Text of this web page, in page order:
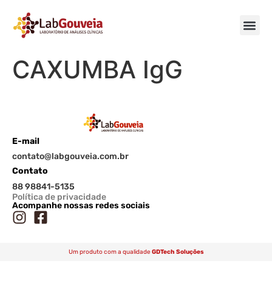
CAXUMBA IgG
E-mail
contato@labgouveia.com.br
Contato
88 98841-5135
Política de privacidade
Acompanhe nossas redes sociais
Um produto com a qualidade GDTech Soluções